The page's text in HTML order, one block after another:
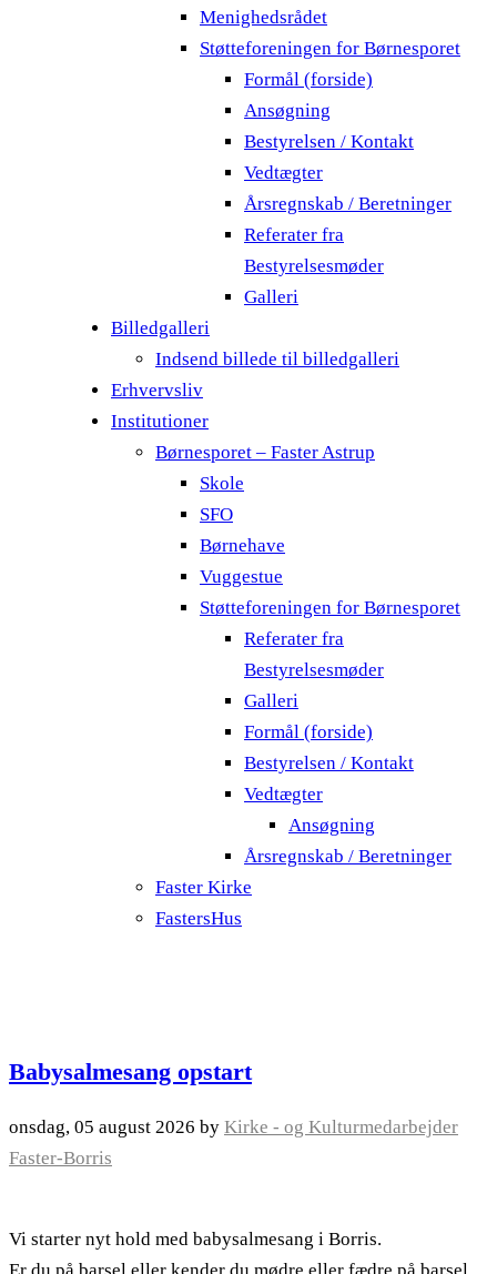
Menighedsrådet
Støtteforeningen for Børnesporet
Formål (forside)
Ansøgning
Bestyrelsen / Kontakt
Vedtægter
Årsregnskab / Beretninger
Referater fra
Bestyrelsesmøder
Galleri
Billedgalleri
Indsend billede til billedgalleri
Erhvervsliv
Institutioner
Børnesporet – Faster Astrup
Skole
SFO
Børnehave
Vuggestue
Støtteforeningen for Børnesporet
Referater fra
Bestyrelsesmøder
Galleri
Formål (forside)
Bestyrelsen / Kontakt
Vedtægter
Ansøgning
Årsregnskab / Beretninger
Faster Kirke
FastersHus
Babysalmesang opstart
onsdag, 05 august 2026 by Kirke - og Kulturmedarbejder
Faster-Borris
Vi starter nyt hold med babysalmesang i Borris.